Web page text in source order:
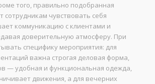
того, правильно подобранная
сотрудникам чувствовать себя
коммуникацию с клиентами и
доверительную атмосферу. При
специфику мероприятия: для
важна строгая деловая форма,
— удобная и функциональная одежда,
движения, а для вечерних